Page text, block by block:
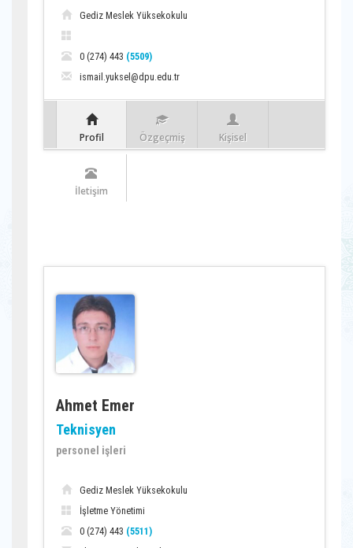
Gediz Meslek Yüksekokulu
0 (274) 443 (5509)
ismail.yuksel@dpu.edu.tr
Profil Özgeçmiş Kişisel
İletişim
Ahmet Emer
Teknisyen
personel işleri
Gediz Meslek Yüksekokulu
İşletme Yönetimi
0 (274) 443 (5511)